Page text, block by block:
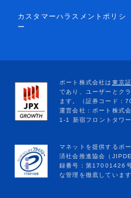
カスタマーハラスメントポリシ
ー